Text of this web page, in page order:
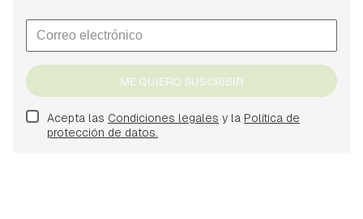
ME QUIERO SUSCRIBIR
Acepta las Condiciones legales y la Política de
protección de datos.